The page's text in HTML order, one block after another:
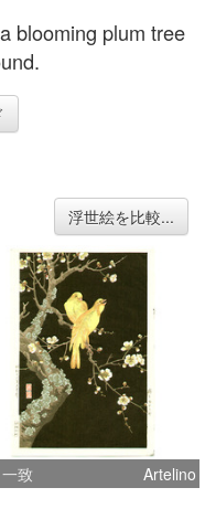
blooming plum tree
浮世絵を比較...
致 Artelino